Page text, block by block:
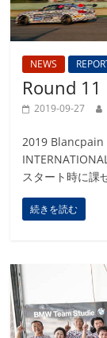
NEWS
Round 11
2019-09-27
2019 Blancpain
スタート時に課
続きを読む